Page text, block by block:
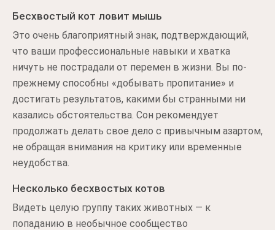
Бесхвостый кот ловит мышь
Это очень благоприятный знак, подтверждающий,
что ваши профессиональные навыки и хватка
ничуть не пострадали от перемен в жизни. Вы по-
прежнему способны «добывать пропитание» и
достигать результатов, какими бы странными ни
казались обстоятельства. Сон рекомендует
продолжать делать свое дело с привычным азартом,
не обращая внимания на критику или временные
неудобства.
Несколько бесхвостых котов
Видеть целую группу таких животных — к
попаданию в необычное сообщество